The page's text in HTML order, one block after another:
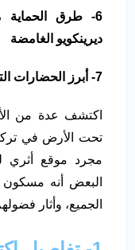
6- طرق الحماية
ديرينكويو الغامضة
7- أبرز الحضارات التي سكنت المدينة
اكتشف عدة من
تحت الأرض في
مجرد موقع أثري
البعض أنه مسكون
الجميع، وأثار